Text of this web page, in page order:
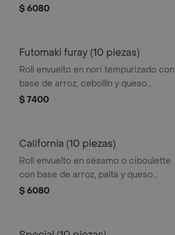
proteína o verdura a elección.
$ 6080
Futomaki furay (10 piezas)
Roll envuelto en nori tempurizado con
base de arroz, cebollín y queso
crema, más una proteína o verdura a
$ 7400
California (10 piezas)
Roll envuelto en sésamo o ciboulette
con base de arroz, palta y queso
crema más una proteína o verdura a
$ 6080